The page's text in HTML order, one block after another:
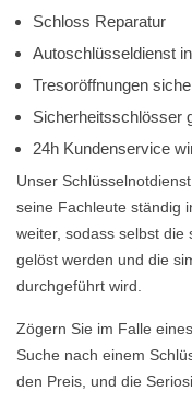
Schloss Reparatur
Autoschlüsseldienst
Tresoröffnungen
Sicherheitsschlösser
24h Kundenservice
Unser
seine Fachleute ständig
weiter, sodass selbst die
gelöst werden und die
durchgeführt wird.
Zögern Sie im Falle
Suche nach einem
den Preis, und die